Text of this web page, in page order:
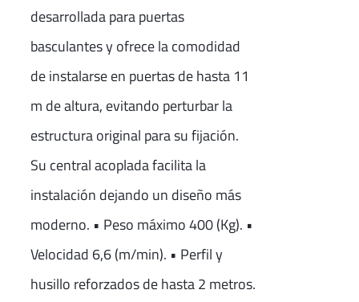
desarrollada para puertas
basculantes y ofrece la comodidad
de instalarse en puertas de hasta 11
m de altura, evitando perturbar la
estructura original para su fijación.
Su central acoplada facilita la
instalación dejando un diseño más
moderno. • Peso máximo 400 (Kg). •
Velocidad 6,6 (m/min). • Perfil y
husillo reforzados de hasta 2 metros.